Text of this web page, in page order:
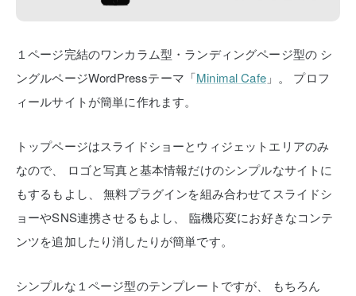
１ページ完結のワンカラム型・ランディングページ型の シ
ングルページWordPressテーマ「Minimal Cafe」。
プロフ
ィールサイトが簡単に作れます。
トップページはスライドショーとウィジェットエリアのみ
なので、
ロゴと写真と基本情報だけのシンプルなサイトに
もするもよし、
無料プラグインを組み合わせてスライドシ
ョーやSNS連携させるもよし、
臨機応変にお好きなコンテ
ンツを追加したり消したりが簡単です。
シンプルな１ページ型のテンプレートですが、 もちろん